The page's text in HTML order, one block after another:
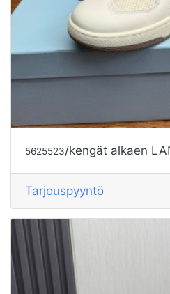
5625523/kengät alkaen
Tarjouspyyntö